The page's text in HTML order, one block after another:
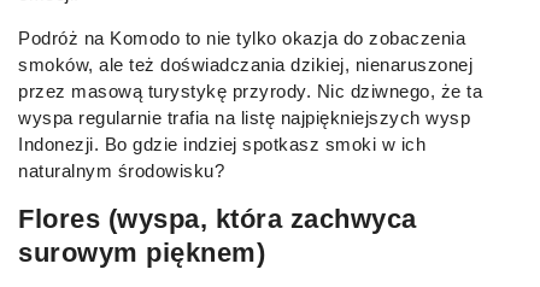
Podróż na Komodo to nie tylko okazja do zobaczenia
smoków, ale też doświadczania dzikiej, nienaruszonej
przez masową turystykę przyrody. Nic dziwnego, że ta
wyspa regularnie trafia na listę najpiękniejszych wysp
Indonezji. Bo gdzie indziej spotkasz smoki w ich
naturalnym środowisku?
Flores (wyspa, która zachwyca
surowym pięknem)